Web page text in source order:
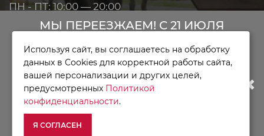
МЫ ПЕРЕЕЗЖАЕМ! С 21 ИЮЛЯ
МАГАЗИН БУДЕТ РАБОТАТЬ ПО
НОВОМУ АДРЕСУ. ПОДРОБНАЯ
ИНФОРМАЦИЯ О ПЕРЕЕЗДЕ ПО
ПН - ПТ: 10:00 — 20:00
СБ - ВС: 10:00 — 18:00
Магазин
KitchenAid © 2010 - 2026
Используя сайт, вы соглашаетесь на обработку
данных в Cookies для корректной работы сайта,
вашей персонализации и других целей,
предусмотренных Политикой
конфиденциальности.
Я СОГЛАСЕН